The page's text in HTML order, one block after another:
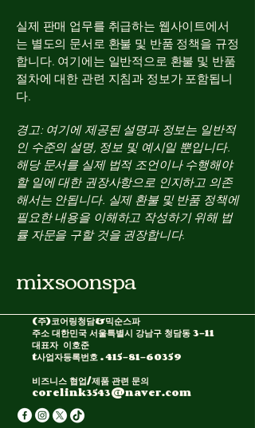
실제 판매 업무를 취급하는 웹사이트에서
는 별도의 문서로 환불 및 반품 정책을 규정
합니다. 여기에는 일반적으로 환불 및 반품
절차에 대한 관련 지침과 정보가 포함됩니
다.
경고: 여기에 제공된 설명과 정보는 일반적
인 수준의 설명, 정보 및 예시일 뿐입니다.
해당 문서를 실제 법적 조언이나 수행해야
할 일에 대한 권장사항으로 인지하고 의존
해서는 안됩니다. 실제 환불 및 반품 정책에
필요한 내용을 이해하고 작성하기 위해 법
률 자문을 구할 것을 권장합니다.
mixsoonspa
(주)코어링청담&믹순스파
주소 대한민국 서울특별시 강남구 청담동 3-11
대표자 이호준​
t사업자등록번호 .415-81-60359
비즈니스 협업/제품 관련 문의
corelink3543@naver.com